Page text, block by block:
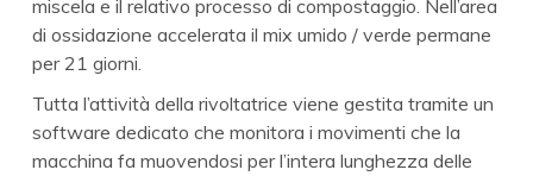
miscela e il relativo processo di compostaggio. Nell’area
di ossidazione accelerata il mix umido / verde permane
per 21 giorni.
Tutta l’attività della rivoltatrice viene gestita tramite un
software dedicato che monitora i movimenti che la
macchina fa muovendosi per l’intera lunghezza delle